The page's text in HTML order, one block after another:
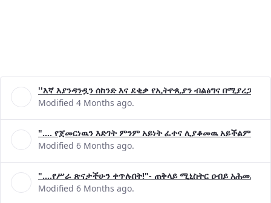
''እኛ እያንዳንዷን ሰከንድ እና ደቂቃ የኢትዮጲያን ብልፅግና
Modified 4 Months ago.
".... የጀመርነዉን እድገት ምንም አይነት ፈተና ሊያቆመዉ አይችልም"-
Modified 6 Months ago.
"....የሥራ ጽናታችሁን ቀጥሉበት!"- ጠቅላይ ሚኒስትር ዐብይ አሕመድ (ዶ/
Modified 6 Months ago.